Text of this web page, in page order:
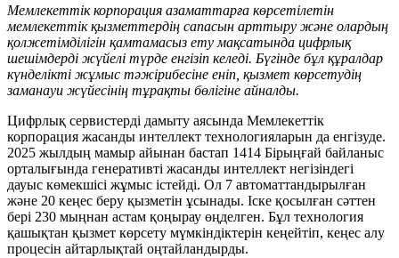
Мемлекеттік корпорация азаматтарға көрсетілетін
мемлекеттік қызметтердің сапасын арттыру және олардың
қолжетімділігін қамтамасыз ету мақсатында цифрлық
шешімдерді жүйелі түрде енгізіп келеді. Бүгінде бұл құралдар
күнделікті жұмыс тәжірибесіне еніп, қызмет көрсетудің
заманауи жүйесінің тұрақты бөлігіне айналды.
Цифрлық сервистерді дамыту аясында Мемлекеттік
корпорация жасанды интеллект технологияларын да енгізуде.
2025 жылдың мамыр айынан бастап 1414 Бірыңғай байланыс
орталығында генеративті жасанды интеллект негізіндегі
дауыс көмекшісі жұмыс істейді. Ол 7 автоматтандырылған
және 20 кеңес беру қызметін ұсынады. Іске қосылған сәттен
бері 230 мыңнан астам қоңырау өңделген. Бұл технология
қашықтан қызмет көрсету мүмкіндіктерін кеңейтіп, кеңес алу
процесін айтарлықтай оңтайландырды.